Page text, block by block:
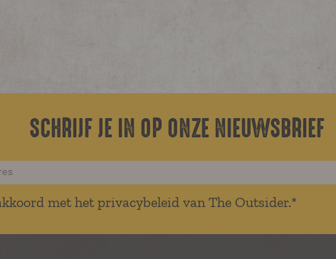
SCHRIJF JE IN OP ONZE NIEUWSBRIEF
met het privacybeleid van The Outsider.*